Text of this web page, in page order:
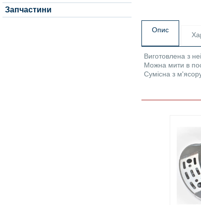
Запчастини
Опис
Виготовлена з
Можна мити в
Сумісна з